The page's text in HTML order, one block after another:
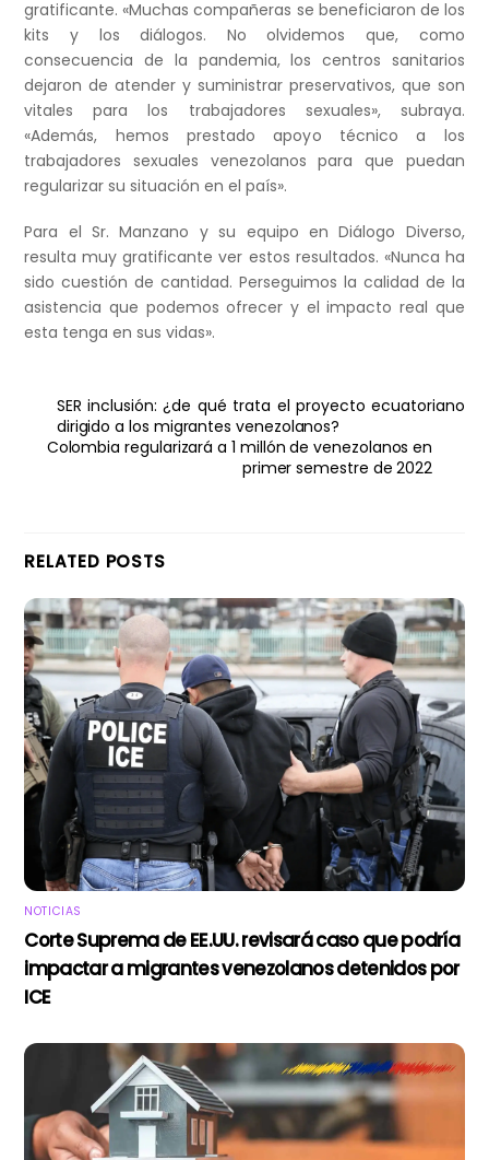
gratificante. «Muchas compañeras se beneficiaron de los
kits y los diálogos. No olvidemos que, como
consecuencia de la pandemia, los centros sanitarios
dejaron de atender y suministrar preservativos, que son
vitales para los trabajadores sexuales», subraya.
«Además, hemos prestado apoyo técnico a los
trabajadores sexuales venezolanos para que puedan
regularizar su situación en el país».
Para el Sr. Manzano y su equipo en Diálogo Diverso,
resulta muy gratificante ver estos resultados. «Nunca ha
sido cuestión de cantidad. Perseguimos la calidad de la
asistencia que podemos ofrecer y el impacto real que
esta tenga en sus vidas».
SER inclusión: ¿de qué trata el proyecto ecuatoriano
dirigido a los migrantes venezolanos?
Colombia regularizará a 1 millón de venezolanos en
primer semestre de 2022
RELATED POSTS
NOTICIAS
Corte Suprema de EE.UU. revisará caso que podría
impactar a migrantes venezolanos detenidos por
ICE